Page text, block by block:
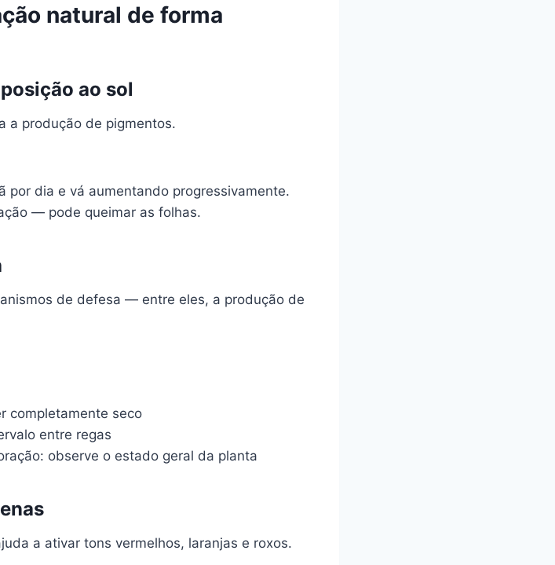
natural de forma
ao sol
a produção de pigmentos.
por dia e vá aumentando progressivamente.
— pode queimar as folhas.
de defesa — entre eles, a produção de
completamente seco
entre regas
observe o estado geral da planta
a ativar tons vermelhos, laranjas e roxos.